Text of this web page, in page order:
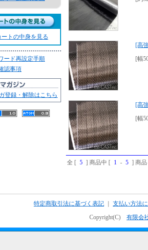
ートの中身を見る
ード再設定手順
認事項
登録・解除はこちら
[高
[幅
[高
[幅
全 [ 5 ] 商品中 [ 1 - 5 ] 商
特定商取引法に基づく表記
支払い方法
Copyright(C) 有限会